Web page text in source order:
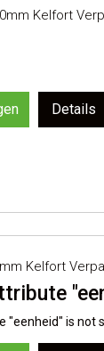
Kelfort
Details
Kelfort
"eenheid" is not